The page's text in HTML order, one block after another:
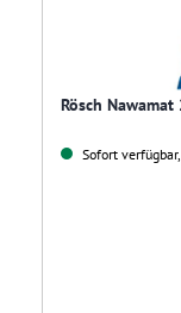
Rösch
Sofort